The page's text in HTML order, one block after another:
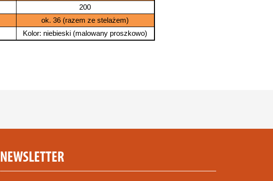
200
ok. 36 (razem ze stelażem)
Kolor: niebieski (malowany proszkowo)
NEWSLETTER